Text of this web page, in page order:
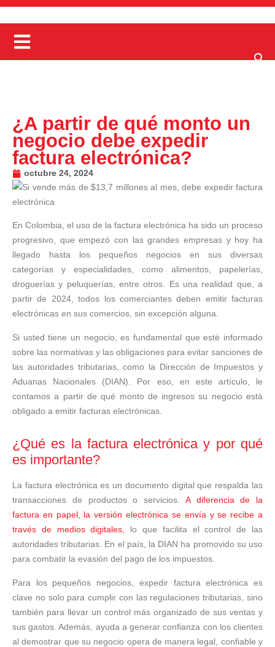
¿A partir de qué monto un
negocio debe expedir
factura electrónica?
octubre 24, 2024
En Colombia, el uso de la factura electrónica ha sido un proceso
progresivo, que empezó con las grandes empresas y hoy ha
llegado hasta los pequeños negocios en sus diversas
categorías y especialidades, como alimentos, papelerías,
droguerías y peluquerías, entre otros. Es una realidad que, a
partir de 2024, todos los comerciantes deben emitir facturas
electrónicas en sus comercios, sin excepción alguna.
Si usted tiene un negocio, es fundamental que esté informado
sobre las normativas y las obligaciones para evitar sanciones de
las autoridades tributarias, como la Dirección de Impuestos y
Aduanas Nacionales (DIAN). Por eso, en este artículo, le
contamos a partir de qué monto de ingresos su negocio está
obligado a emitir facturas electrónicas.
¿Qué es la factura electrónica y por qué
es importante?
La factura electrónica es un documento digital que respalda las
transacciones de productos o servicios.
A diferencia de la
factura en papel, la versión electrónica se envía y se recibe a
través de medios digitales, lo que facilita el control de las
autoridades tributarias. En el país, la DIAN ha promovido su uso
para combatir la evasión del pago de los impuestos.
Para los pequeños negocios, expedir factura electrónica es
clave no solo para cumplir con las regulaciones tributarias, sino
también para llevar un control más organizado de sus ventas y
sus gastos. Además, ayuda a generar confianza con los clientes
al demostrar que su negocio opera de manera legal, confiable y